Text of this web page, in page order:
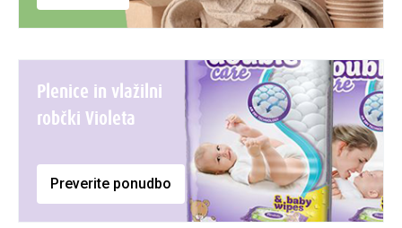
Plenice in vlažilni
robčki Violeta
Preverite ponudbo